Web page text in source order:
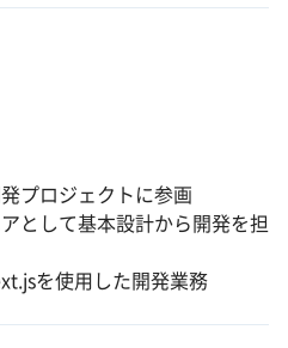
プロジェクトに参画
として基本設計から開発を担
を使用した開発業務